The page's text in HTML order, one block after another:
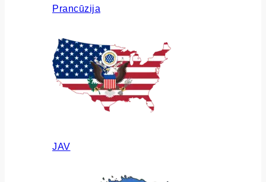
Prancūzija
JAV